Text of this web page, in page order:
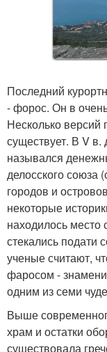
Последний
- форос. Он в
Несколько
существует. В V в.
назывался
делосского союза
городов и
некоторые
находилось место
стекались подати
ученые считают,
фаросом -
одним из семи
Выше
храм и остатки
существовала